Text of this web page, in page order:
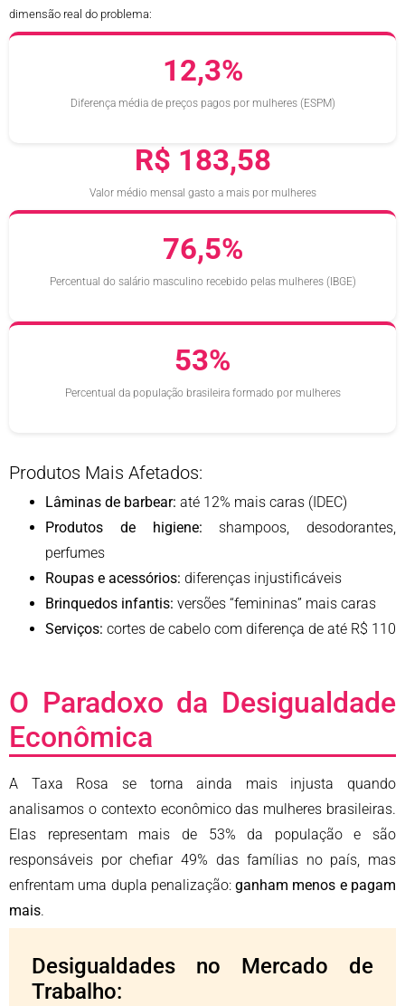
dimensão real do problema:
12,3%
Diferença média de preços pagos por mulheres (ESPM)
R$ 183,58
Valor médio mensal gasto a mais por mulheres
76,5%
Percentual do salário masculino recebido pelas mulheres (IBGE)
53%
Percentual da população brasileira formado por mulheres
Produtos Mais Afetados:
Lâminas de barbear: até 12% mais caras (IDEC)
Produtos de higiene: shampoos, desodorantes,
perfumes
Roupas e acessórios: diferenças injustificáveis
Brinquedos infantis: versões “femininas” mais caras
Serviços: cortes de cabelo com diferença de até R$ 110
O Paradoxo da Desigualdade
Econômica
A Taxa Rosa se torna ainda mais injusta quando
analisamos o contexto econômico das mulheres brasileiras.
Elas representam mais de 53% da população e são
responsáveis por chefiar 49% das famílias no país, mas
enfrentam uma dupla penalização:ganham menos e pagam
mais.
Desigualdades no Mercado de
Trabalho: